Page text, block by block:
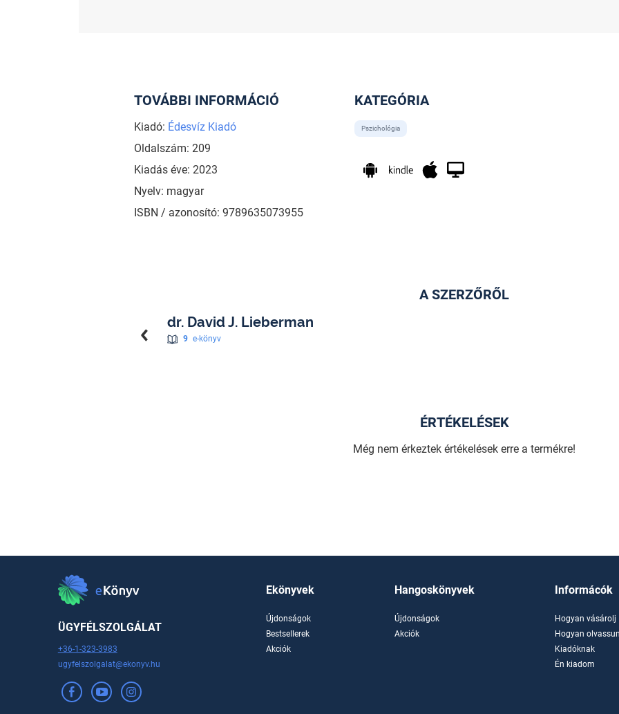
TOVÁBBI INFORMÁCIÓ
Kiadó: Édesvíz Kiadó
Oldalszám: 209
Kiadás éve: 2023
Nyelv: magyar
ISBN / azonosító: 9789635073955
KATEGÓRIA
Pszichológia
A SZERZŐRŐL
dr. David J. Lieberman
9 e-könyv
ÉRTÉKELÉSEK
Még nem érkeztek értékelések erre a termékre!
ÜGYFÉLSZOLGÁLAT
+36-1-323-3983
ugyfelszolgalat@ekonyv.hu
Ekönyvek
Újdonságok
Bestsellerek
Akciók
Hangoskönyvek
Újdonságok
Akciók
Informácók
Hogyan vásárolj
Hogyan
Kiadóknak
Én kiadom